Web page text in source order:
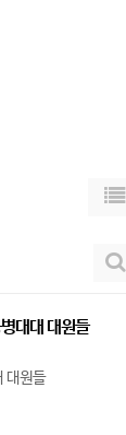
대대 대원들
대원들​